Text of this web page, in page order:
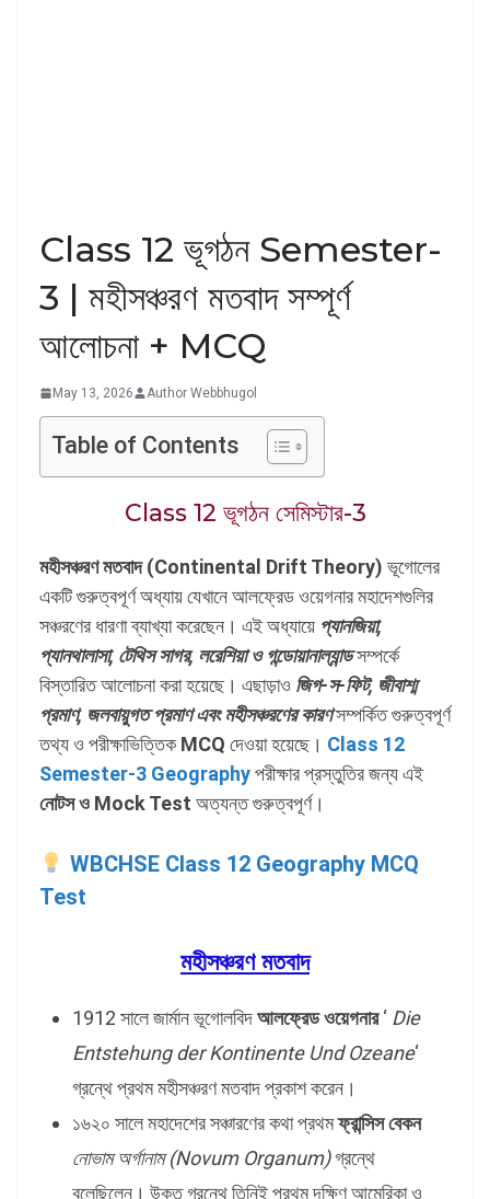
Class 12 ভূগঠন Semester-
3 | মহীসঞ্চরণ মতবাদ সম্পূর্ণ
আলোচনা + MCQ
May 13, 2026 Author Webbhugol
Table of Contents
Class 12 ভূগঠন সেমিস্টার-3
মহীসঞ্চরণ মতবাদ (Continental Drift Theory) ভূগোলের
একটি গুরুত্বপূর্ণ অধ্যায় যেখানে আলফ্রেড ওয়েগনার মহাদেশগুলির
সঞ্চরণের ধারণা ব্যাখ্যা করেছেন। এই অধ্যায়ে প্যানজিয়া,
প্যানথালাসা, টেথিস সাগর, লরেশিয়া ও গন্ডোয়ানাল্যান্ডসম্পর্কে
বিস্তারিত আলোচনা করা হয়েছে। এছাড়াও জিগ-স-ফিট, জীবাশ্ম
প্রমাণ, জলবায়ুগত প্রমাণ এবং মহীসঞ্চরণের কারণসম্পর্কিত গুরুত্বপূর্ণ
তথ্য ও পরীক্ষাভিত্তিকMCQ দেওয়া হয়েছে। Class 12
Semester-3 Geographyপরীক্ষার প্রস্তুতির জন্য এই
নোটস ও Mock Test অত্যন্ত গুরুত্বপূর্ণ।
WBCHSE Class 12 Geography MCQ
Test
মহীসঞ্চরণ মতবাদ
1912 সালে জার্মান ভূগোলবিদআলফ্রেড ওয়েগনার‘ Die
Entstehung der Kontinente Und Ozeane‘
গ্রন্থে প্রথম মহীসঞ্চরণ মতবাদ প্রকাশ করেন।
১৬২০ সালে মহাদেশের সঞ্চারণের কথা প্রথমফ্রান্সিস বেকন
নোভাম অর্গানাম (Novum Organum)গ্রন্থে
বলেছিলেন। উক্ত গ্রন্থে তিনিই প্রথম দক্ষিণ আমেরিকা ও